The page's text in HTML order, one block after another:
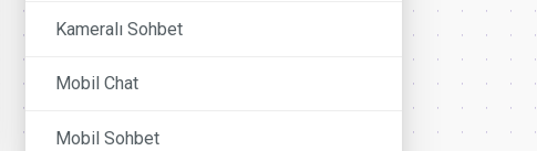
Kameralı Sohbet
Mobil Chat
Mobil Sohbet